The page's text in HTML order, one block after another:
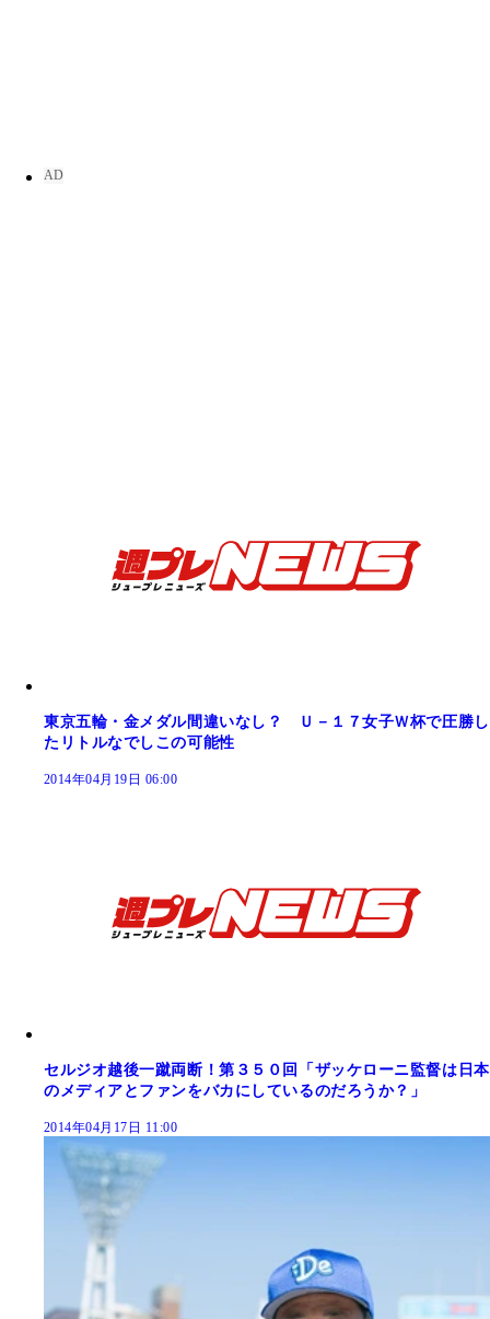
東京五輪・金メダル間違いなし？ Ｕ－１７女子Ｗ杯で圧勝し
たリトルなでしこの可能性
2014年04月19日 06:00
セルジオ越後一蹴両断！第３５０回「ザッケローニ監督は日本
のメディアとファンをバカにしているのだろうか？」
2014年04月17日 11:00